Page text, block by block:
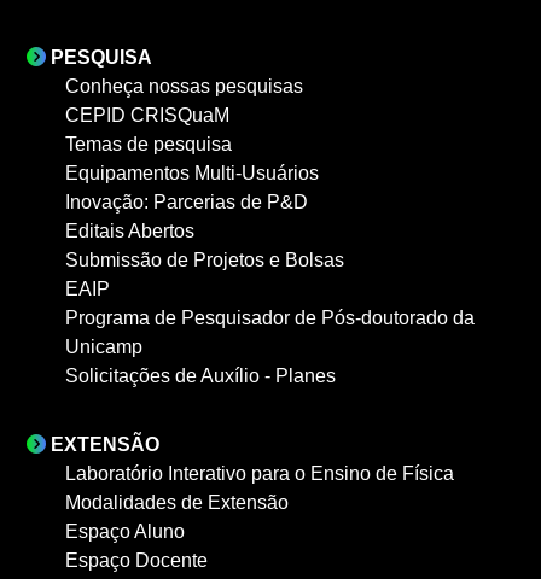
PESQUISA
Conheça nossas pesquisas
CEPID CRISQuaM
Temas de pesquisa
Equipamentos Multi-Usuários
Inovação: Parcerias de P&D
Editais Abertos
Submissão de Projetos e Bolsas
EAIP
Programa de Pesquisador de Pós-doutorado da
Unicamp
Solicitações de Auxílio - Planes
EXTENSÃO
Laboratório Interativo para o Ensino de Física
Modalidades de Extensão
Espaço Aluno
Espaço Docente